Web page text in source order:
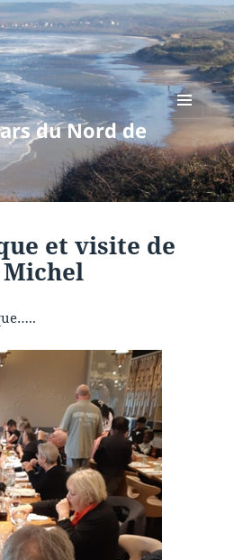
du Nord de
MENU
WIDGETS
et visite de